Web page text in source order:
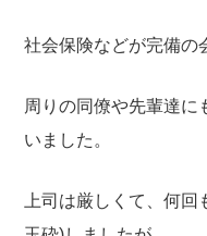
社会保険などが完備の
周りの同僚や先輩達に
いました。
上司は厳しくて、何